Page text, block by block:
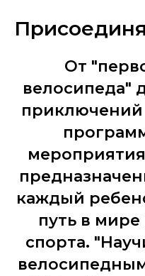
От
велосипеда"
каждый
путь в
спорта.